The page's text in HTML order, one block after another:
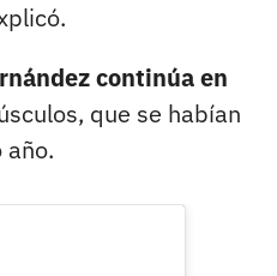
continúa en
que se habían